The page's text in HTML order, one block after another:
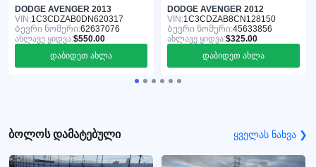
DODGE AVENGER 2013
VIN:1C3CDZAB0DN620317
Ბევრი ნომერი:62637076
ახლავე ყიდვა:$550.00
დაბიდეთ ახლა
DODGE AVENGER 2012
VIN:1C3CDZAB8CN128150
Ბევრი ნომერი:45633856
ახლავე ყიდვა:$325.00
დაბიდეთ ახლა
ბოლოს დამატებული ყველას ნახვა ❯